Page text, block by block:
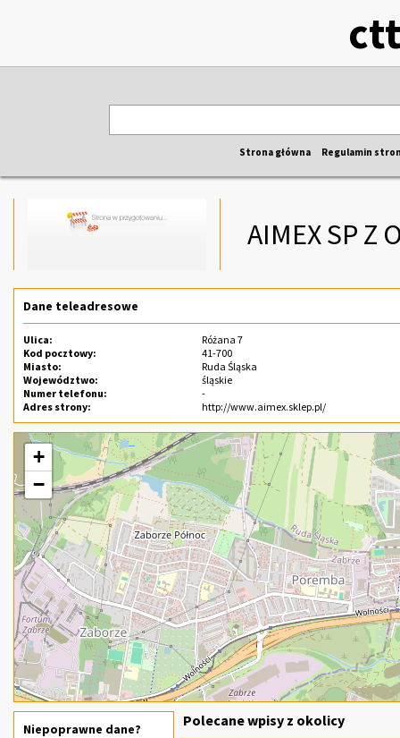
Strona główna Regulamin
AIMEX SP Z
Dane teleadresowe
Ulica:
Różana 7
Kod pocztowy:
41-700
Miasto:
Ruda Śląska
Województwo:
śląskie
Numer telefonu:
-
Adres strony:
http://www.aimex.sklep.pl/
+
−
Niepoprawne dane? Polecane wpisy z okolicy